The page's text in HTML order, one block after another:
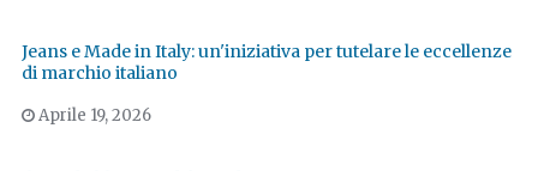
Jeans e Made in Italy: un'iniziativa per tutelare le eccellenze
di marchio italiano
Aprile 19, 2026